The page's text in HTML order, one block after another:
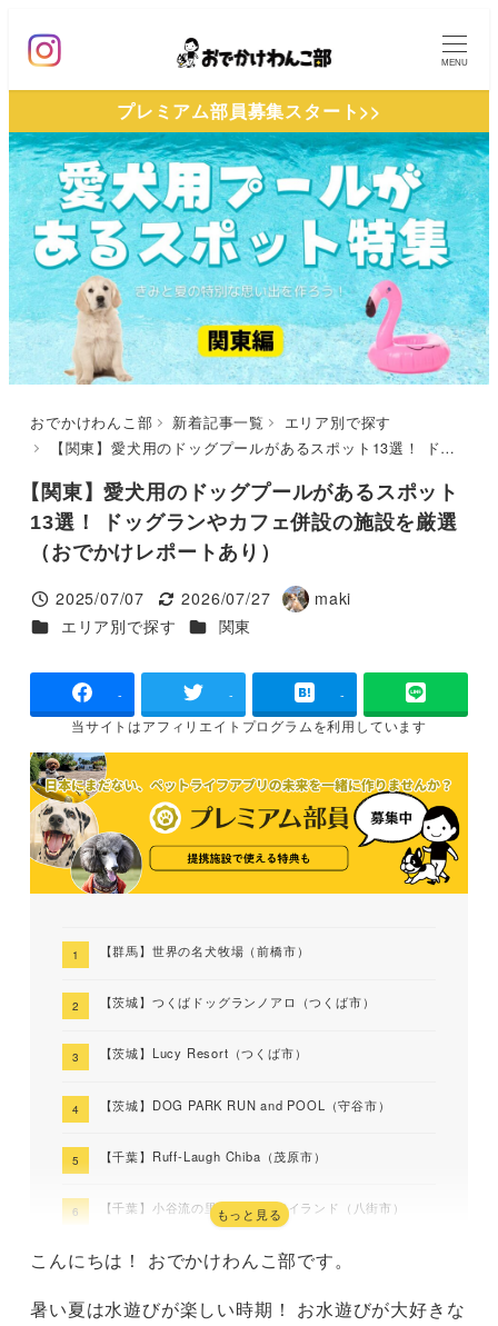
ン
ン
テ
ン
ツ
へ
移
動
MENU
プレミアム部員募集スタート>>
おでかけわんこ部 新着記事一覧
エリア別で探す
【関東】愛犬用のドッグプールがあるスポット13選！ ドッグランやカフェ併設の施設を厳選（おでかけレポートあり）
【関東】愛犬用のドッグプールがあるスポット
13選！ ドッグランやカフェ併設の施設を厳選
（おでかけレポートあり）
投稿日
2025/07/07
更新日
2026/07/27
著
maki
カテゴリー
エリア別で探す カテゴリー
関東
- - -
当サイトはアフィリエイトプログラムを利用しています
【群馬】世界の名犬牧場（前橋市）
【茨城】つくばドッグランノアロ（つくば市）
【茨城】Lucy Resort（つくば市）
【茨城】DOG PARK RUN and POOL（守谷市）
【千葉】Ruff-Laugh Chiba（茂原市）
【千葉】小谷流の里 ドギーズアイランド（八街市）
【千葉】ドッグプールRANA（船橋市）
【千葉】RAMBER DOG FIELD（野田市）
もっと見る
こんにちは！ おでかけわんこ部です。
暑い夏は水遊びが楽しい時期！ お水遊びが大好きな